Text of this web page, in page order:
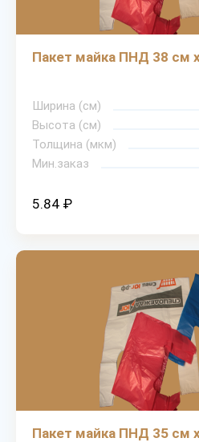
Пакет майка ПНД 38 см
Ширина (cм)
Высота (см)
Толщина (мкм)
Мин.заказ
5.84 ₽
Пакет майка ПНД 35 см